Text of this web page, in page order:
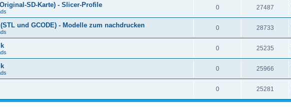
SD-Karte) - Slicer-Profile 0 27487
und GCODE) - Modelle zum nachdrucken 0 28733
0 25235
0 25966
0 25281